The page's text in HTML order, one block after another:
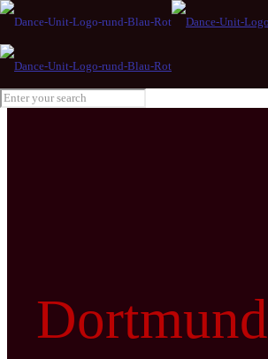
Dortmund